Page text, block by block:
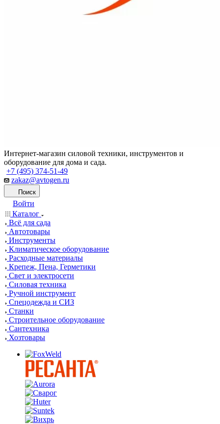
Интернет-магазин силовой техники, инструментов и
оборудование для дома и сада.
+7 (495) 374-51-49
zakaz@avtogen.ru
Поиск
Войти
Каталог
Всё для сада
Автотовары
Инструменты
Климатическое оборудование
Расходные материалы
Крепеж, Пена, Герметики
Свет и электросети
Силовая техника
Ручной инструмент
Спецодежда и СИЗ
Станки
Строительное оборудование
Сантехника
Хозтовары